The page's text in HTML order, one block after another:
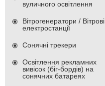
вуличного освітлення
Вітрогенератори / Вітрові
електростанції
Сонячні трекери
Освітлення рекламних
вивісок (біг-бордів) на
сонячних батареях